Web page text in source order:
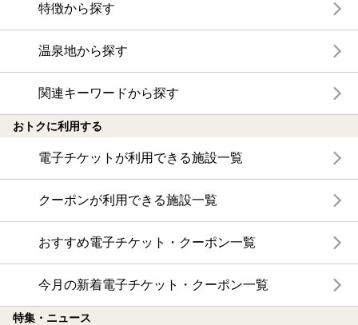
特徴から探す
温泉地から探す
関連キーワードから探す
おトクに利用する
電子チケットが利用できる施設一覧
クーポンが利用できる施設一覧
おすすめ電子チケット・クーポン一覧
今月の新着電子チケット・クーポン一覧
特集・ニュース